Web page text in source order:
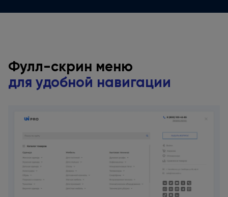
Фулл-скрин меню
для удобной навигации